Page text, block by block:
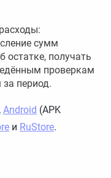
сумм
остатке, получать
проверкам
период.
, Android (APK
и RuStore.